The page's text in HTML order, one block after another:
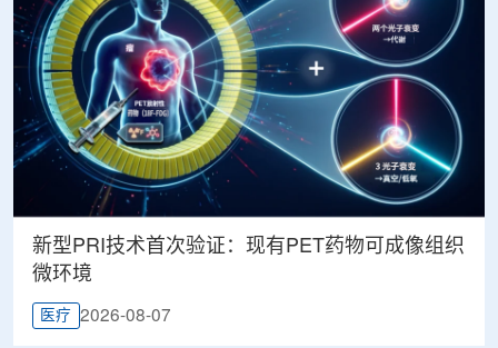
新型PRI技术首次验证：现有PET药物可成像组织
微环境
医疗 2026-08-07